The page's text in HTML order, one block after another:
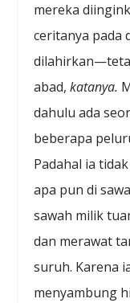
mereka
ceritanya pada
abad,katanya.
dahulu ada
beberapa
Padahal ia
apa pun di
sawah milik
dan merawat
suruh. Karena
menyambung